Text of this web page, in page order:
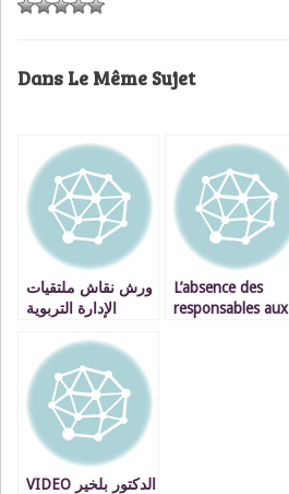
Dans Le Même Sujet
ورش نقاش ملتقيات
الإدارة التربوية
الصحيح
L’absence des
responsables aux
VIDEO الدكتور بلخير